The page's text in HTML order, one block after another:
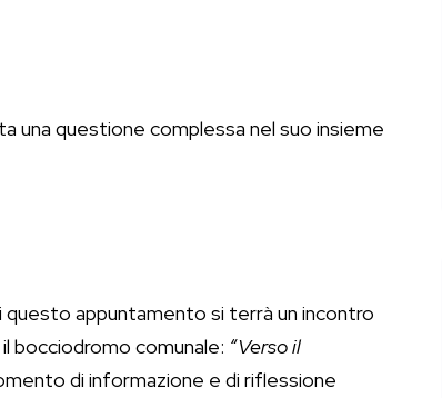
una questione complessa nel suo insieme
appuntamento si terrà un incontro
bocciodromo comunale: “Verso il
di informazione e di riflessione